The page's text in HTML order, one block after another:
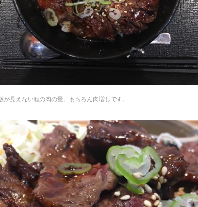
が見えない程の肉の量。もちろん肉増しです。